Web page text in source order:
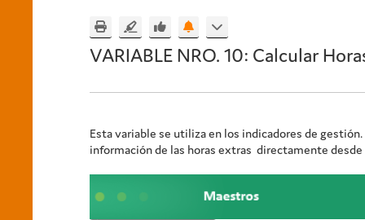
VARIABLE NRO. 10: Calcular
Esta variable se utiliza en los indicadores de
información de las horas extras directamente